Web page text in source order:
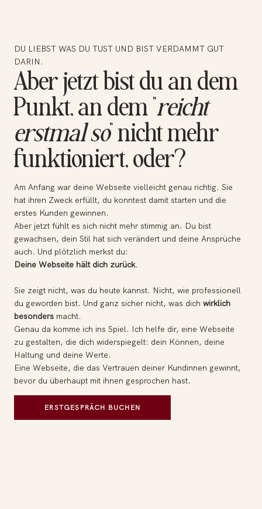
DU LIEBST WAS DU TUST UND BIST VERDAMMT GUT
DARIN.
Aber jetzt bist du an dem
Punkt, an dem "reicht
erstmal so" nicht mehr
funktioniert, oder?
Am Anfang war deine Webseite vielleicht genau richtig. Sie
hat ihren Zweck erfüllt, du konntest damit starten und die
erstes Kunden gewinnen.
Aber jetzt fühlt es sich nicht mehr stimmig an. Du bist
gewachsen, dein Stil hat sich verändert und deine Ansprüche
auch. Und plötzlich merkst du:
Deine Webseite hält dich zurück.
Sie zeigt nicht, was du heute kannst. Nicht, wie professionell
du geworden bist. Und ganz sicher nicht, was dichwirklich
besonders macht.
Genau da komme ich ins Spiel. Ich helfe dir, eine Webseite
zu gestalten, die dich widerspiegelt: dein Können, deine
Haltung und deine Werte.
Eine Webseite, die das Vertrauen deiner Kundinnen gewinnt,
bevor du überhaupt mit ihnen gesprochen hast.
ERSTGESPRÄCH BUCHEN